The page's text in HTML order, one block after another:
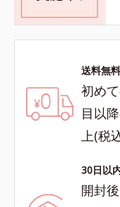
送料無
初め
目以
上(税
30日以
開封